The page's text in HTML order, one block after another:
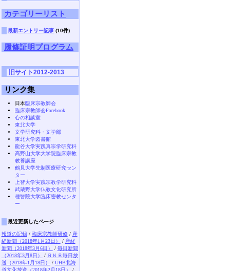
カテゴリーリスト
最新エントリー記事 (10件)
履修証明プログラム
旧サイト2012-2013
リンク集
日本臨床宗教師会
臨床宗教師会Facebook
心の相談室
東北大学
文学研究科・文学部
東北大学図書館
龍谷大学実践真宗学研究科
高野山大学大学院臨床宗教
教養講座
鶴見大学先制医療研究セン
ター
上智大学実践宗教学研究科
武蔵野大学仏教文化研究所
種智院大学臨床密教センタ
ー
最近更新したページ
報道の記録/ 臨床宗教師研修/ 産
経新聞（2018年1月23日）
/ 産経
新聞（2018年3月6日）
/ 毎日新聞
（2018年3月8日）
/ ＲＫＢ毎日放
送（2018年1月18日）
/ UHB北海
道文化放送（2018年2月18日）
/